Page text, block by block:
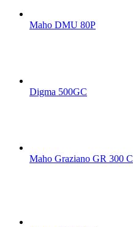
Maho DMU 80P
Digma 500GC
Maho Graziano GR 300 C